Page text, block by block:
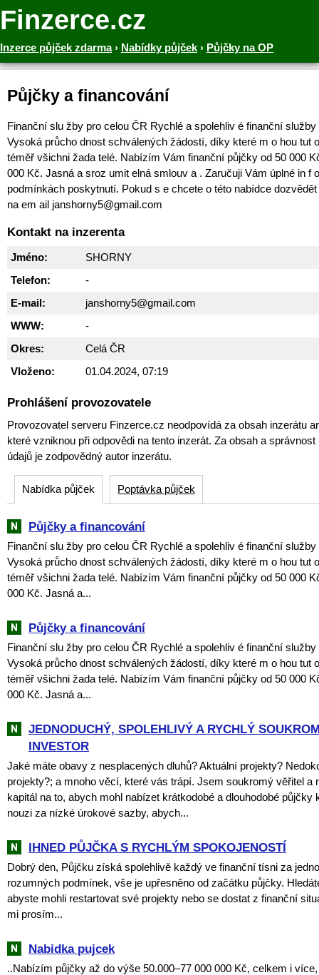
Finzerce.cz
Inzerce půjček zdarma› Nabídky půjček › Půjčky na OP
Půjčky a financování
Finanční slu žby pro celou ČR Rychlé a spolehliv é finanční
Vysoká průcho dnost schválených žádostí, díky které m o hou tut
téměř všichni žada telé. Nabízím Vám finanční půjčky od 50 000
000 Kč. Jasná a sroz umit elná smlouv a . Zaručuji Vám úplné in f
podmínkách poskytnutí. Pokud s e chcete o této nabídce
na em ail janshorny5@gmail.com
Kontakt na inzerenta
Jméno:
SHORNY
Telefon:
-
E-mail:
janshorny5@gmail.com
WWW:
-
Okres:
Celá ČR
Vloženo:
01.04.2024, 07:19
Prohlášení provozovatele
Provozovatel serveru Finzerce.cz neodpovídá za obsah inzerátu
které vzniknou při odpovědi na tento inzerát. Za obsah a
údajů je zodpovědný autor inzerátu.
Nabídka půjček Poptávka půjček
Půjčky a financování
Finanční slu žby pro celou ČR Rychlé a spolehliv é finanční
Vysoká průcho dnost schválených žádostí, díky které m o hou tut
téměř všichni žada telé. Nabízím Vám finanční půjčky od 50 000
000 Kč. Jasná a...
Půjčky a financování
Finanční slu žby pro celou ČR Rychlé a spolehliv é finanční
Vysoká průcho dnost schválených žádostí, díky které m o hou tut
téměř všichni žada telé. Nabízím Vám finanční půjčky od 50 000
000 Kč. Jasná a...
JEDNODUCHÝ, SPOLEHLIVÝ A RYCHLÝ
INVESTOR
Jaké máte obavy z nesplacených dluhů? Aktuální projekty?
projekty?; a mnoho věcí, které vás trápí. Jsem soukromý věřitel a
kapitál na to, abych mohl nabízet krátkodobé a dlouhodobé půjčky
nouzi za nízké úrokové sazby, abych...
IHNED PŮJČKA S RYCHLÝM SPOKOJENOSTÍ
Dobrý den, Půjčku získá spolehlivě každý ve finanční tísni za
rozumných podmínek, vše je upřesněno od začátku půjčky.
abyste mohli restartovat své projekty nebo se dostat z finanční
mi prosím...
Nabidka pujcek
..Nabízím půjčky až do výše 50.000–77 000 000 Kč, celkem i